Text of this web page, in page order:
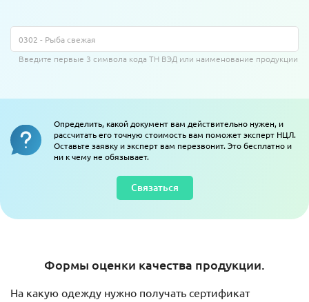
Введите первые 3 символа кода ТН ВЭД или наименование продукции
Определить, какой документ вам действительно нужен, и
рассчитать его точную стоимость вам поможет эксперт НЦЛ.
Оставьте заявку и эксперт вам перезвонит. Это бесплатно и
ни к чему не обязывает.
Связаться
Формы оценки качества продукции.
На какую одежду нужно получать сертификат